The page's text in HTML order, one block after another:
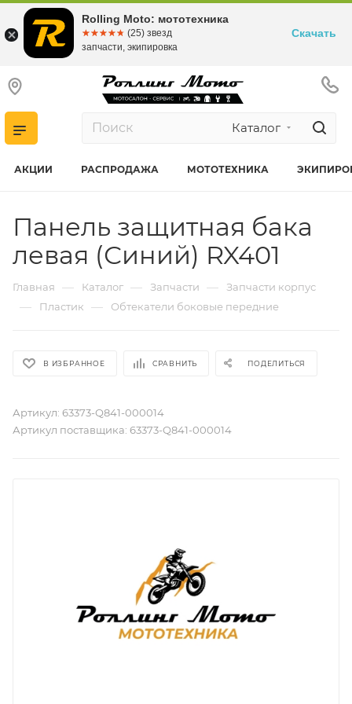
Каталог
АКЦИИ РАСПРОДАЖА МОТОТЕХНИКА
Панель защитная бака
левая (Синий) RX401
Главная — Каталог — Запчасти — Запчасти корпус
— Пластик — Обтекатели боковые передние
В ИЗБРАННОЕ СРАВНИТЬ ПОДЕЛИТЬСЯ
Артикул: 63373-Q841-000014
Артикул поставщика: 63373-Q841-000014
Rolling Moto: мототехника
☆☆☆☆☆
★★★★★ (25) звезд
запчасти, экипировка
Скачать